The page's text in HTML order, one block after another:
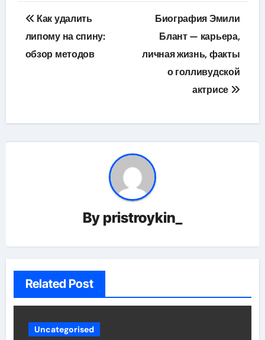
Навигация
по
записям
Как удалить
липому на спину:
обзор методов
Биография Эмили
Блант — карьера,
личная жизнь, факты
о голливудской
актрисе
By pristroykin_
Related Post
Uncategorised